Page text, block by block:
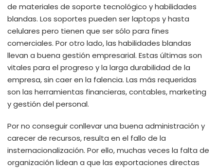
de materiales de soporte tecnológico y habilidades
blandas. Los soportes pueden ser laptops y hasta
celulares pero tienen que ser sólo para fines
comerciales. Por otro lado, las habilidades blandas
llevan a buena gestión empresarial. Estas últimas son
vitales para el progreso y la larga durabilidad de la
empresa, sin caer en la falencia. Las más requeridas
son las herramientas financieras, contables, marketing
y gestión del personal.
Por no conseguir conllevar una buena administración y
carecer de recursos, resulta en el fallo de la
insternacionalización. Por ello, muchas veces la falta de
organización lidean a que las exportaciones directas